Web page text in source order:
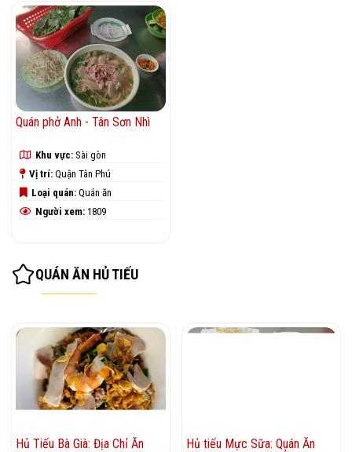
Quán phở Anh - Tân Sơn Nhì
Khu vực: Sài gòn
Vị trí: Quận Tân Phú
Loại quán: Quán ăn
Người xem: 1809
QUÁN ĂN HỦ TIẾU
Hủ Tiếu Bà Già: Địa Chỉ Ăn
Hủ tiếu Mực Sữa: Quán Ăn